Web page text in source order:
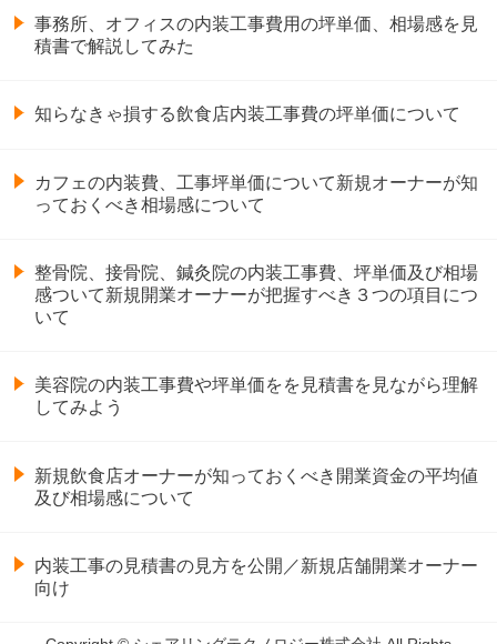
事務所、オフィスの内装工事費用の坪単価、相場感を見
積書で解説してみた
知らなきゃ損する飲食店内装工事費の坪単価について
カフェの内装費、工事坪単価について新規オーナーが知
っておくべき相場感について
整骨院、接骨院、鍼灸院の内装工事費、坪単価及び相場
感ついて新規開業オーナーが把握すべき３つの項目につ
いて
美容院の内装工事費や坪単価をを見積書を見ながら理解
してみよう
新規飲食店オーナーが知っておくべき開業資金の平均値
及び相場感について
内装工事の見積書の見方を公開／新規店舗開業オーナー
向け